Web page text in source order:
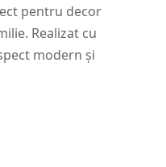
pentru decor
Realizat cu
modern și